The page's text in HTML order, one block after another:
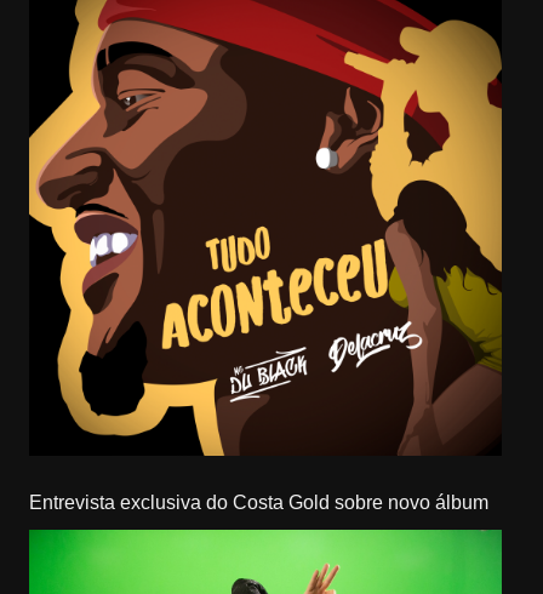
Entrevista exclusiva do Costa Gold sobre novo álbum